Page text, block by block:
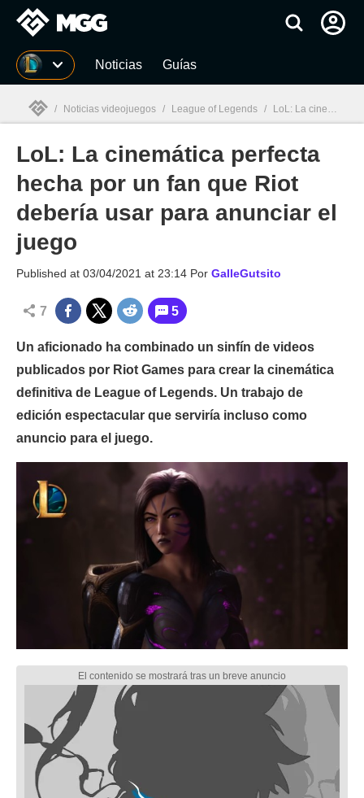
MGG Noticias Guías
MGG
/ Noticias videojuegos / League of Legends / LoL: La cinemática perfecta hecha por un fan que Riot debería usar para anunciar el juego
LoL: La cinemática perfecta
hecha por un fan que Riot
debería usar para anunciar el
juego
Published at 03/04/2021 at 23:14 Por GalleGutsito
7 5
Un aficionado ha combinado un sinfín de videos
publicados por Riot Games para crear la cinemática
definitiva de League of Legends. Un trabajo de
edición espectacular que serviría incluso como
anuncio para el juego.